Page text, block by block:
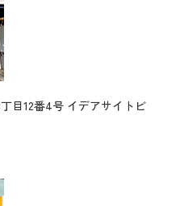
目12番4号 イデアサイトビ